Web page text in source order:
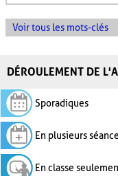
Voir tous les mots-clés
DÉROULEMENT DE
Sporadiques
En plusieurs
En classe